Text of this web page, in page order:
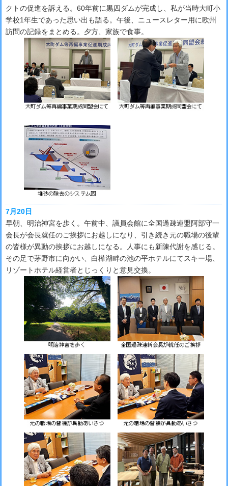
クトの促進を訴える。60年前に黒四ダムが完成し、私が当時大町小
学校1年生であった思い出も語る。午後、ニュースレター用に欧州
訪問の記録をまとめる。夕方、家族で食事。
7月20日
早朝、明治神宮を歩く。午前中、議員会館に全国過疎連盟阿部守一
会長が会長就任のご挨拶にお越しになり、引き続き元の職場の後輩
の皆様が異動の挨拶にお越しになる。人事にも新陳代謝を感じる。
その足で茅野市に向かい、白樺湖畔の池の平ホテルにてスキー場、
リゾートホテル経営者とじっくりと意見交換。